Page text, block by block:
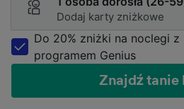
Dodaj karty zniżkowe
Do 20% zniżki na noclegi z
programem Genius
Znajdź tanie